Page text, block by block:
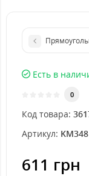
Есть в
0
Код товара:
Артикул: KM348
611 грн